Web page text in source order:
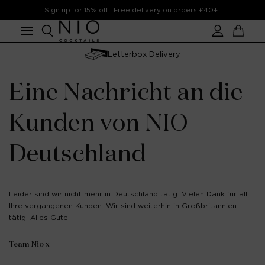
Skip to
content
Sign up for 15% off | Free delivery on orders £40+
Account
Cart
Letterbox Delivery
Eine Nachricht an die
Kunden von NIO
Deutschland
Leider sind wir nicht mehr in Deutschland tätig. Vielen Dank für all
Ihre vergangenen Kunden. Wir sind weiterhin in Großbritannien
tätig. Alles Gute.
Team Nio x